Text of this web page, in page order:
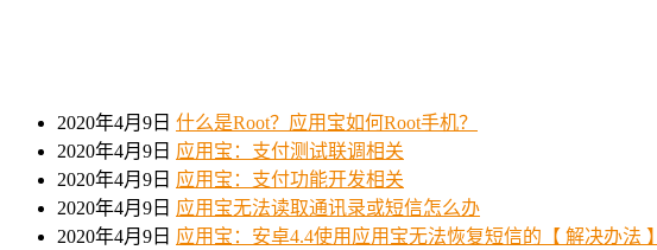
2020年4月9日 什么是Root？应用宝如何Root手机？
2020年4月9日 应用宝：支付测试联调相关
2020年4月9日 应用宝：支付功能开发相关
2020年4月9日 应用宝无法读取通讯录或短信怎么办
2020年4月9日 应用宝：安卓4.4使用应用宝无法恢复短信的【 解决办法 】